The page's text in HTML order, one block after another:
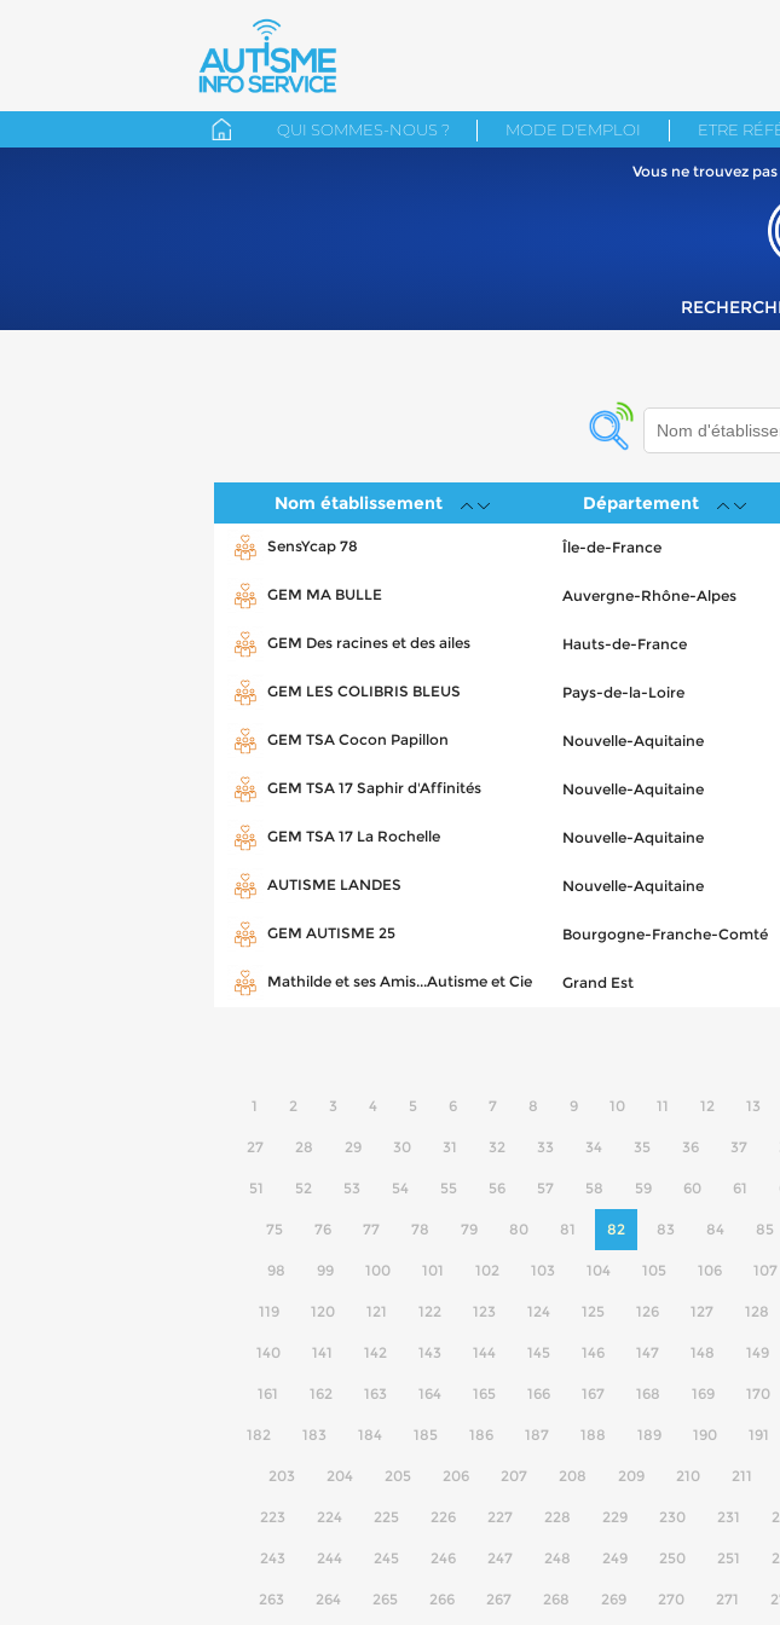
QUI SOMMES-NOUS ? MODE D'EMPLOI ETRE
Vous ne trouvez pas
Nom établissement Département
SensYcap 78 Île-de-France
GEM MA BULLE Auvergne-Rhône-Alpes
GEM Des racines et des ailes Hauts-de-France
GEM LES COLIBRIS BLEUS Pays-de-la-Loire
GEM TSA Cocon Papillon Nouvelle-Aquitaine
GEM TSA 17 Saphir d'Affinités Nouvelle-Aquitaine
GEM TSA 17 La Rochelle Nouvelle-Aquitaine
AUTISME LANDES Nouvelle-Aquitaine
GEM AUTISME 25 Bourgogne-Franche-Comté
Mathilde et ses Amis...Autisme et Cie Grand Est
1 2 3 4 5 6 7 8 9 10 11 12 13
27 28 29 30 31 32 33 34 35 36 37
51 52 53 54 55 56 57 58 59 60 61
75 76 77 78 79 80 81 82 83 84 85
98 99 100 101 102 103 104 105 106 107
119 120 121 122 123 124 125 126 127 128
140 141 142 143 144 145 146 147 148 149
161 162 163 164 165 166 167 168 169 170
182 183 184 185 186 187 188 189 190 191
203 204 205 206 207 208 209 210 211
223 224 225 226 227 228 229 230 231
243 244 245 246 247 248 249 250 251
263 264 265 266 267 268 269 270 271